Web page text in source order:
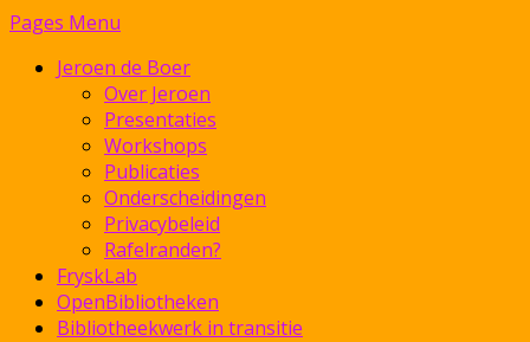
Pages Menu
Jeroen de Boer
Over Jeroen
Presentaties
Workshops
Publicaties
Onderscheidingen
Privacybeleid
Rafelranden?
FryskLab
OpenBibliotheken
Bibliotheekwerk in transitie